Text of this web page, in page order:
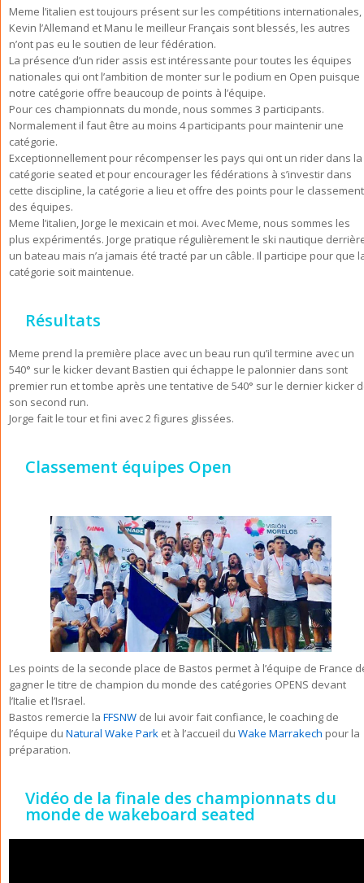
Meme l’italien est toujours présent sur les compétitions internationales,
Kevin l’Allemand et Manu le meilleur Français sont blessés, les autres
n’ont pas eu le soutien de leur fédération.
La présence d’un rider assis est intéressante pour toutes les équipes
nationales qui ont l’ambition de monter sur le podium en Open puisque
notre catégorie offre beaucoup de points à l’équipe.
Pour ces championnats du monde, nous sommes 3 participants.
Normalement il faut être au moins 4 participants pour maintenir une
catégorie.
Exceptionnellement pour récompenser les pays qui ont un rider dans la
catégorie seated et pour encourager les fédérations à s’investir dans
cette discipline, la catégorie a lieu et offre des points pour le classement
des équipes.
Meme l’italien, Jorge le mexicain et moi. Avec Meme, nous sommes les
plus expérimentés. Jorge pratique régulièrement le ski nautique
un bateau mais n’a jamais été tracté par un câble. Il participe pour que
catégorie soit maintenue.
Résultats
Meme prend la première place avec un beau run qu’il termine avec un
540° sur le kicker devant Bastien qui échappe le palonnier dans sont
premier run et tombe après une tentative de 540° sur le dernier kicker
son second run.
Jorge fait le tour et fini avec 2 figures glissées.
Classement équipes Open
Les points de la seconde place de Bastos permet à l’équipe de France
gagner le titre de champion du monde des catégories OPENS devant
l’Italie et l’Israel.
Bastos remercie la FFSNW de lui avoir fait confiance, le coaching de
l’équipe du Natural Wake Park et à l’accueil du Wake Marrakech pour la
préparation.
Vidéo de la finale des championnats du
monde de wakeboard seated